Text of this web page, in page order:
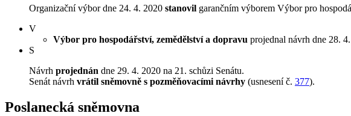
Organizační výbor dne 24. 4. 2020 stanovil garančním výborem Výbor pro
V
Výbor pro hospodářství, zemědělství a dopravu projednal návrh dne 28.
S
Návrh projednán dne 29. 4. 2020 na 21. schůzi Senátu.
Senát návrh vrátil sněmovně s pozměňovacími návrhy (usnesení č. 377).
Poslanecká sněmovna